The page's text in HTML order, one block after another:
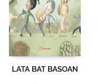
LATA BAT BASOAN